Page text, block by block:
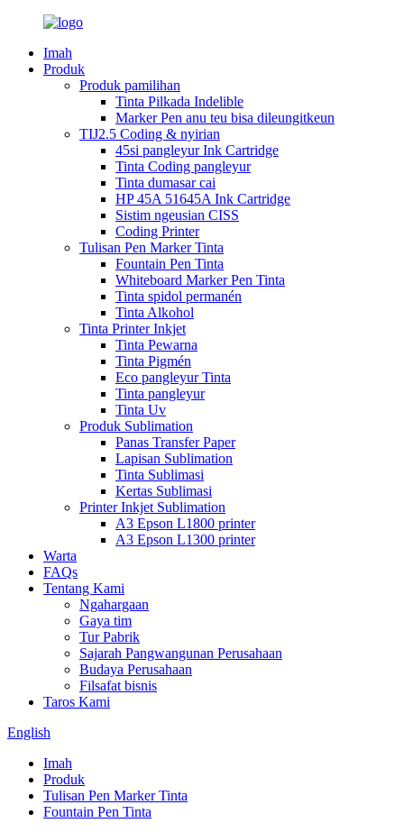
Imah
Produk
Produk pamilihan
Tinta Pilkada Indelible
Marker Pen anu teu bisa dileungitkeun
TIJ2.5 Coding & nyirian
45si pangleyur Ink Cartridge
Tinta Coding pangleyur
Tinta dumasar cai
HP 45A 51645A Ink Cartridge
Sistim ngeusian CISS
Coding Printer
Tulisan Pen Marker Tinta
Fountain Pen Tinta
Whiteboard Marker Pen Tinta
Tinta spidol permanén
Tinta Alkohol
Tinta Printer Inkjet
Tinta Pewarna
Tinta Pigmén
Eco pangleyur Tinta
Tinta pangleyur
Tinta Uv
Produk Sublimation
Panas Transfer Paper
Lapisan Sublimation
Tinta Sublimasi
Kertas Sublimasi
Printer Inkjet Sublimation
A3 Epson L1800 printer
A3 Epson L1300 printer
Warta
FAQs
Tentang Kami
Ngahargaan
Gaya tim
Tur Pabrik
Sajarah Pangwangunan Perusahaan
Budaya Perusahaan
Filsafat bisnis
Taros Kami
English
Imah
Produk
Tulisan Pen Marker Tinta
Fountain Pen Tinta